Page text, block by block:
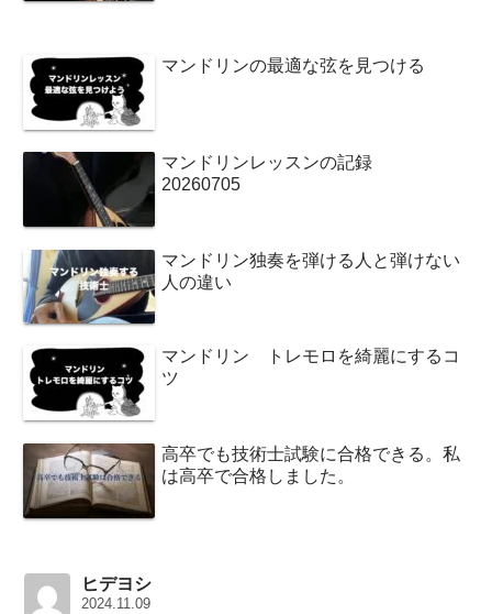
マンドリンの最適な弦を見つける
マンドリンレッスンの記録
20260705
マンドリン独奏を弾ける人と弾けない
人の違い
マンドリン トレモロを綺麗にするコ
ツ
高卒でも技術士試験に合格できる。私
は高卒で合格しました。
ヒデヨシ
2024.11.09